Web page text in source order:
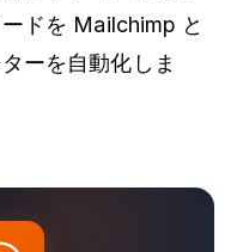
ドを Mailchimp と
ーを自動化しま